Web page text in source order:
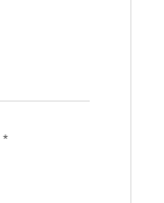
*